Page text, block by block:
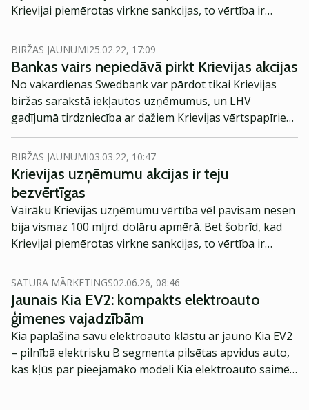
Krievijai piemērotas virkne sankcijas, to vērtība ir
pamatīgi kritusies, raksta Barrons.com
BIRŽAS JAUNUMI25.02.22, 17:09
Bankas vairs nepiedāvā pirkt Krievijas akcijas
No vakardienas Swedbank var pārdot tikai Krievijas
biržas sarakstā iekļautos uzņēmumus, un LHV
gadījumā tirdzniecība ar dažiem Krievijas vērtspapīriem
ir ierobežota. SEB neveic starpniecību Maskavas biržā.
BIRŽAS JAUNUMI03.03.22, 10:47
Krievijas uzņēmumu akcijas ir teju
bezvērtīgas
Vairāku Krievijas uzņēmumu vērtība vēl pavisam nesen
bija vismaz 100 mljrd. dolāru apmērā. Bet šobrīd, kad
Krievijai piemērotas virkne sankcijas, to vērtība ir
pamatīgi kritusies, raksta Barrons.com
SATURA MĀRKETINGS02.06.26, 08:46
Jaunais Kia EV2: kompakts elektroauto
ģimenes vajadzībām
Kia paplašina savu elektroauto klāstu ar jauno Kia EV2
– pilnībā elektrisku B segmenta pilsētas apvidus auto,
kas kļūs par pieejamāko modeli Kia elektroauto saimē